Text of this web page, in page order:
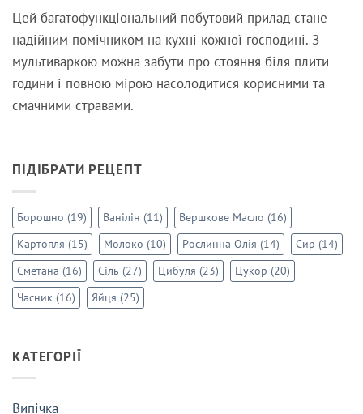
Цей багатофункціональний побутовий прилад стане
надійним помічником на кухні кожної господині. З
мультиваркою можна забути про стояння біля плити
години і повною мірою насолодитися корисними та
смачними стравами.
ПІДІБРАТИ РЕЦЕПТ
Борошно (19) Ванілін (11) Вершкове Масло (16)
Картопля (15) Молоко (10) Рослинна Олія (14) Сир (14)
Сметана (16) Сіль (27) Цибуля (23) Цукор (20)
Часник (16) Яйця (25)
КАТЕГОРІЇ
Випічка